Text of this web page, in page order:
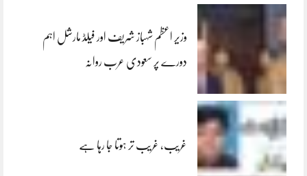
وزیر اعظم شہباز شریف اور فیلڈ مارشل اہم
دورے پر سعودی عرب روانہ
غریب، غریب تر ہوتا جا رہا ہے